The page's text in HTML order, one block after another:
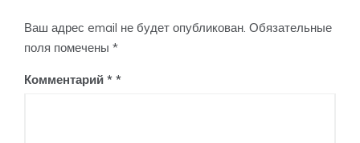
Ваш адрес email не будет опубликован. Обязательные
поля помечены *
Комментарий *